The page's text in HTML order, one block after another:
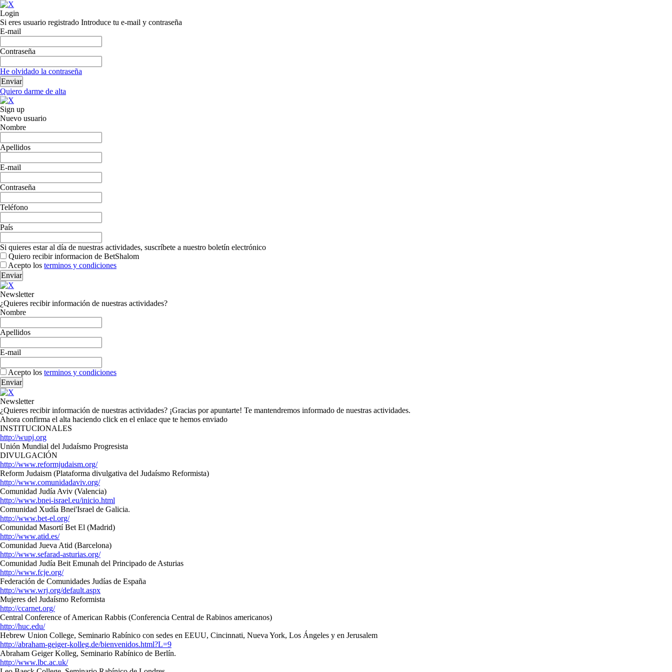
Login
Si eres usuario registrado Introduce tu e-mail y contraseña
E-mail
Contraseña
He olvidado la contraseña
Quiero darme de alta
Sign up
Nuevo usuario
Nombre
Apellidos
E-mail
Contraseña
Teléfono
País
Si quieres estar al día de nuestras actividades, suscríbete a nuestro boletín electrónico
Quiero recibir informacion de BetShalom
Acepto los terminos y condiciones
Newsletter
¿Quieres recibir información de nuestras actividades?
Nombre
Apellidos
E-mail
Acepto los terminos y condiciones
Newsletter
¿Quieres recibir información de nuestras actividades? ¡Gracias por apuntarte! Te mantendremos informado de nuestras actividades.
Ahora confirma el alta haciendo click en el enlace que te hemos enviado
INSTITUCIONALES
http://wupj.org
Unión Mundial del Judaísmo Progresista
DIVULGACIÓN
http://www.reformjudaism.org/
Reform Judaism (Plataforma divulgativa del Judaísmo Reformista)
http://www.comunidadaviv.org/
Comunidad Judía Aviv (Valencia)
http://www.bnei-israel.eu/inicio.html
Comunidad Xudía Bnei'Israel de Galicia.
http://www.bet-el.org/
Comunidad Masortí Bet El (Madrid)
http://www.atid.es/
Comunidad Jueva Atid (Barcelona)
http://www.sefarad-asturias.org/
Comunidad Judía Beit Emunah del Principado de Asturias
http://www.fcje.org/
Federación de Comunidades Judías de España
http://www.wrj.org/default.aspx
Mujeres del Judaísmo Reformista
http://ccarnet.org/
Central Conference of American Rabbis (Conferencia Central de Rabinos americanos)
http://huc.edu/
Hebrew Union College, Seminario Rabínico con sedes en EEUU, Cincinnati, Nueva York, Los Ángeles y en Jerusalem
http://abraham-geiger-kolleg.de/bienvenidos.html?L=9
Abraham Geiger Kolleg, Seminario Rabínico de Berlín.
http://www.lbc.ac.uk/